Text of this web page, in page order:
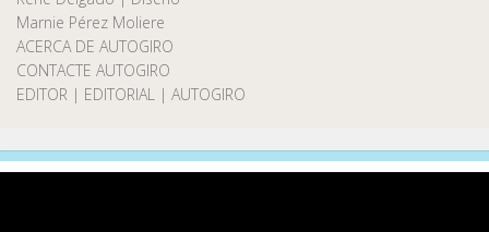
Marnie Pérez Moliere
ACERCA DE AUTOGIRO
CONTACTE AUTOGIRO
EDITOR | EDITORIAL | AUTOGIRO